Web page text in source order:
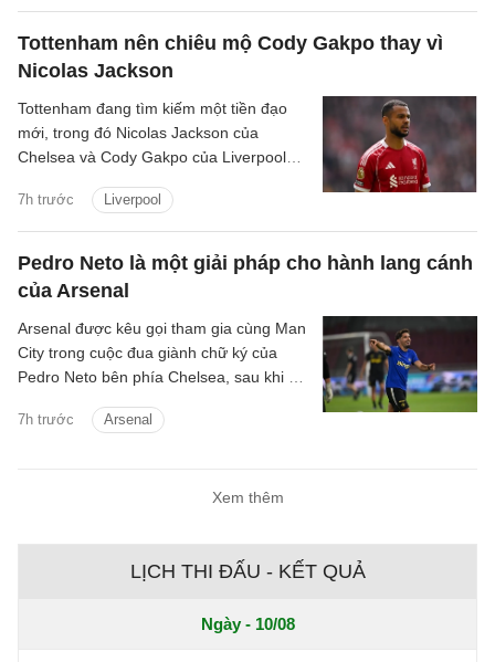
Tottenham nên chiêu mộ Cody Gakpo thay vì
Nicolas Jackson
7h trước Liverpool
Tottenham đang tìm kiếm một tiền đạo
mới, trong đó Nicolas Jackson của
Chelsea và Cody Gakpo của Liverpool
của họ.
Pedro Neto là một giải pháp cho hành lang cánh
của Arsenal
7h trước Arsenal
Arsenal được kêu gọi tham gia cùng Man
City trong cuộc đua giành chữ ký của
Pedro Neto bên phía Chelsea, sau khi bỏ
Xem thêm
LỊCH THI ĐẤU - KẾT QUẢ
Ngày - 10/08